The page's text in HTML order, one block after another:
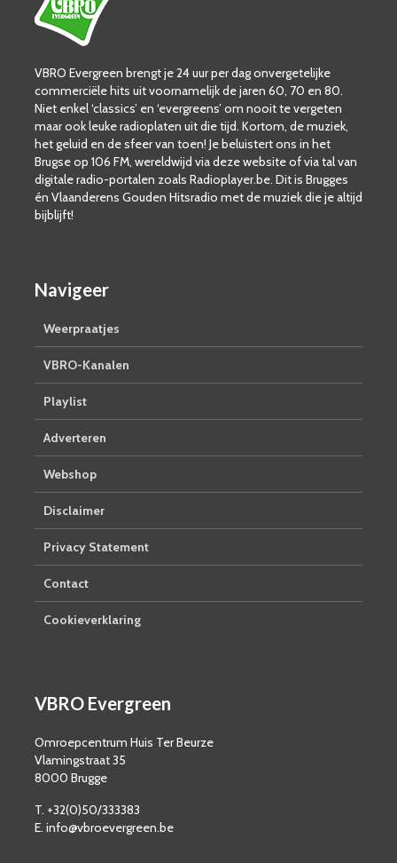
VBRO Evergreen brengt je 24 uur per dag onvergetelijke
commerciële hits uit voornamelijk de jaren 60, 70 en 80.
Niet enkel ‘classics’ en ‘evergreens’ om nooit te vergeten
maar ook leuke radioplaten uit die tijd. Kortom, de muziek,
het geluid en de sfeer van toen! Je beluistert ons in het
Brugse op 106 FM, wereldwijd via deze website of via tal van
digitale radio-portalen zoals Radioplayer.be. Dit is Brugges
én Vlaanderens Gouden Hitsradio met de muziek die je altijd
bijblijft!
Navigeer
Weerpraatjes
VBRO-Kanalen
Playlist
Adverteren
Webshop
Disclaimer
Privacy Statement
Contact
Cookieverklaring
VBRO Evergreen
Omroepcentrum Huis Ter Beurze
Vlamingstraat 35
8000 Brugge
T. +32(0)50/333383
E. info@vbroevergreen.be